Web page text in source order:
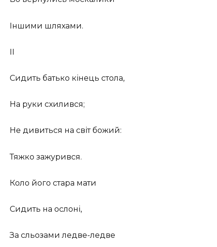
Іншими шляхами.
II
Сидить батько кінець стола,
На руки схилився;
Не дивиться на світ божий:
Тяжко зажурився.
Коло його стара мати
Сидить на ослоні,
За сльозами ледве-ледве